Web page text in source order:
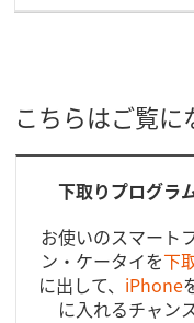
こちらはご覧に
下取りプログラ
お使いのスマート
ン・ケータイを下
に出して、 iPhone
に入れるチャン